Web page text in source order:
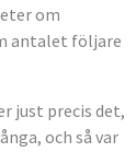
om
antalet följare
just precis det,
och så var